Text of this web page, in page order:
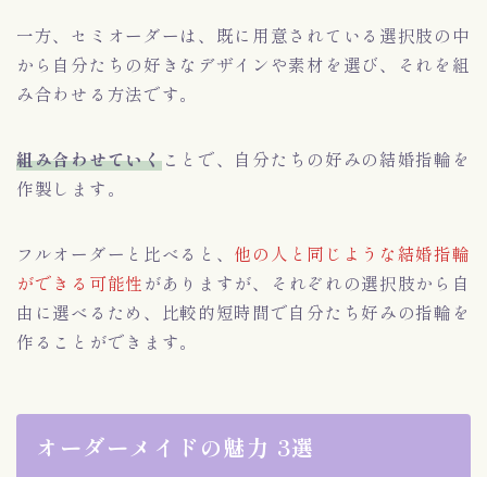
一方、セミオーダーは、既に用意されている選択肢の中
から自分たちの好きなデザインや素材を選び、それを組
み合わせる方法です。
組み合わせていくことで、自分たちの好みの結婚指輪を
作製します。
フルオーダーと比べると、 他の人と同じような結婚指輪
ができる可能性がありますが、それぞれの選択肢から自
由に選べるため、比較的短時間で自分たち好みの指輪を
作ることができます。
オーダーメイドの魅力 3選